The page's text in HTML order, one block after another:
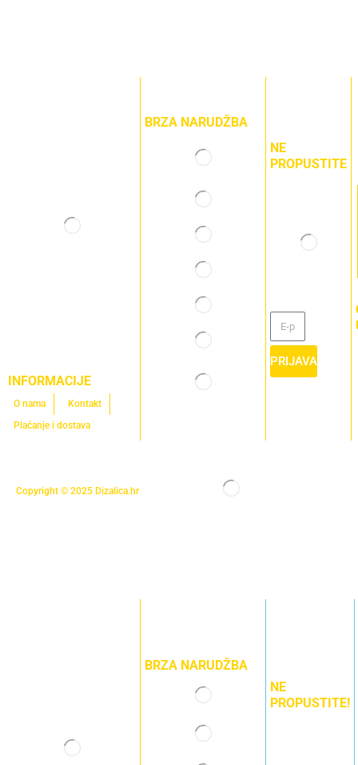
INFORMACIJE
O nama
Kontakt
Plaćanje i dostava
BRZA NARUDŽBA
NE
PROPUSTITE
PRIJAVA
Copyright © 2025 Dizalica.hr
BRZA NARUDŽBA
NE
PROPUSTITE!